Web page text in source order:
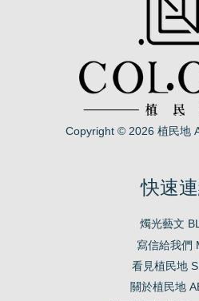
Copyright © 2026 植民地
快速
燭光藝文
寫信給我們
看見植民地
關於植民地